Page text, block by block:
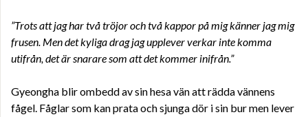
”Trots att jag har två tröjor och två kappor på mig känner jag mig
frusen. Men det kyliga drag jag upplever verkar inte komma
utifrån, det är snarare som att det kommer inifrån.”
Gyeongha blir ombedd av sin hesa vän att rädda vännens
fågel. Fåglar som kan prata och sjunga dör i sin bur men lever